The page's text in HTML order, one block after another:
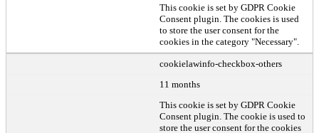
This cookie is set by GDPR Cookie
Consent plugin. The cookies is used
to store the user consent for the
cookies in the category "Necessary".
cookielawinfo-checkbox-others
11 months
This cookie is set by GDPR Cookie
Consent plugin. The cookie is used to
store the user consent for the cookies